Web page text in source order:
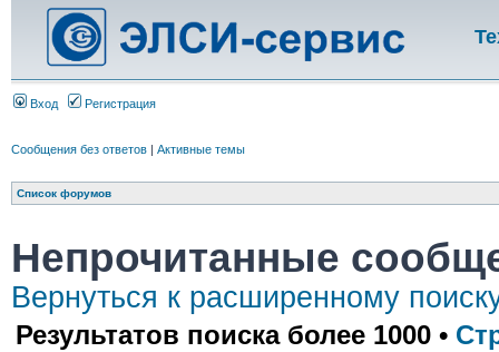
Вход Регистрация
Сообщения без ответов | Активные темы
Список форумов
Непрочитанные
Вернуться к расширенному
Результатов поиска более 1000 •